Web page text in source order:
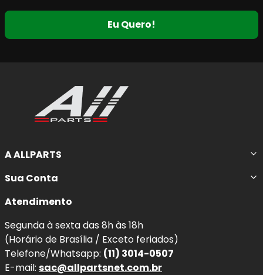
Eu Quero!
A ALLPARTS
Sua Conta
Atendimento
Segunda à sexta das 8h às 18h
(Horário de Brasília / Exceto feriados)
Telefone/Whatsapp: (11) 3014-0507
E-mail: sac@allpartsnet.com.br